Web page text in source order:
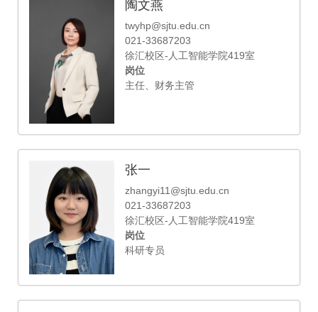
陶文燕
twyhp@sjtu.edu.cn
021-33687203
徐汇校区-人工智能学院419室
岗位
主任、财务主管
张一
zhangyi11@sjtu.edu.cn
021-33687203
徐汇校区-人工智能学院419室
岗位
科研专员